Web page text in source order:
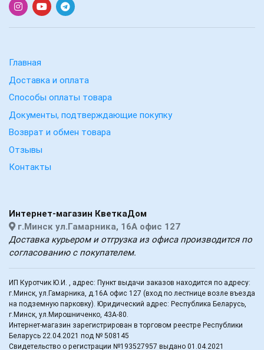
Главная
Доставка и оплата
Способы оплаты товара
Документы, подтверждающие покупку
Возврат и обмен товара
Отзывы
Контакты
Интернет-магазин КветкаДом
г.Минск ул.Гамарника, 16А офис 127
Доставка курьером и отгрузка из офиса производится по
согласованию с покупателем.
ИП Куротчик Ю.И. , адрес: Пункт выдачи заказов находится по адресу:
г.Минск, ул.Гамарника, д.16А офис 127 (вход по лестнице возле въезда
на подземную парковку). Юридический адрес: Республика Беларусь,
г.Минск, ул.Мирошниченко, 43А-80.
Интернет-магазин зарегистрирован в торговом реестре Республики
Беларусь 22.04.2021 под № 508145
Свидетельство о регистрации №193527957 выдано 01.04.2021